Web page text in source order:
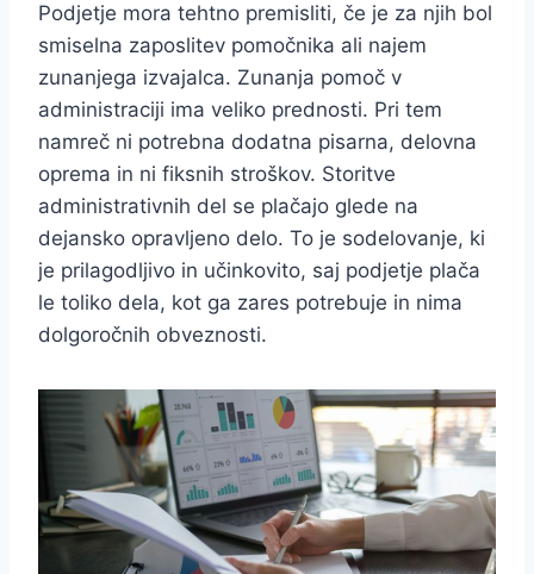
Podjetje mora tehtno premisliti, če je za njih bol
smiselna zaposlitev pomočnika ali najem
zunanjega izvajalca. Zunanja pomoč v
administraciji ima veliko prednosti. Pri tem
namreč ni potrebna dodatna pisarna, delovna
oprema in ni fiksnih stroškov. Storitve
administrativnih del se plačajo glede na
dejansko opravljeno delo. To je sodelovanje, ki
je prilagodljivo in učinkovito, saj podjetje plača
le toliko dela, kot ga zares potrebuje in nima
dolgoročnih obveznosti.